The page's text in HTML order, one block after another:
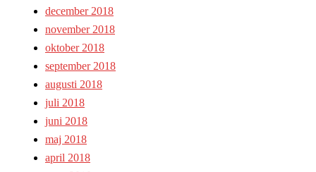
december 2018
november 2018
oktober 2018
september 2018
augusti 2018
juli 2018
juni 2018
maj 2018
april 2018